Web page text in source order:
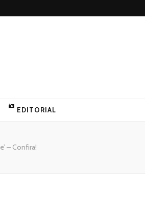
EDITORIAL
– Confira!